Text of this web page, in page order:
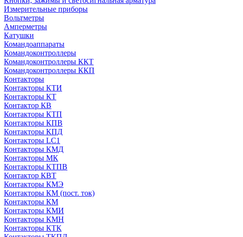
Измерительные приборы
Вольтметры
Амперметры
Катушки
Командоаппараты
Командоконтроллеры
Командоконтроллеры ККТ
Командоконтроллеры ККП
Контакторы
Контакторы КТИ
Контакторы КТ
Контактор КВ
Контакторы КТП
Контакторы КПВ
Контакторы КПД
Контакторы LC1
Контакторы КМД
Контакторы МК
Контакторы КТПВ
Контактор КВТ
Контакторы КМЭ
Контакторы КМ (пост. ток)
Контакторы КМ
Контакторы КМИ
Контакторы КМН
Контакторы КТК